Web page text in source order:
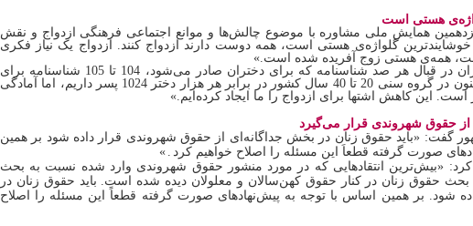
هستی است
همایش ملی مشاوره با موضوع چالش‌ها و موانع اجتماعی فرهنگی ازدواج و نقش
گلواژه‌ی هستی است، همه دوست دارند ازدواج کنند. ازدواج یک نیاز فکری
همه‌ی هستی زوج آفریده شده است.»
وی افزود: «اکنون در ایران در قبال هر صد شناسنامه که برای دختران صادر می‌شود، 104 تا 105 شناسنامه برای
پسران صادر می‌شود. اکنون در گروه سنی 20 تا 40 سال کشور در برابر هر هزار دختر 1024 پسر داریم، اما آمادگی
این کاهش اشتها برای ازدواج را ما ایجاد کرده‌ایم.»
از حقوق شهروندی قرار می‌گیرد
گفت: «باید حقوق زنان در بخش جداگانه‌ای از حقوق شهروندی قرار داده شود بر همین
صورت گرفته قطعاَ این مسئله را اصلاح خواهیم کرد .
»
کرد: «بیش‌ترین انتقادهایی که در مورد منشور حقوق شهروندی وارد شده نسبت به بحث
حقوق زنان در کنار حقوق کهن‌سالان و معلولان دیده شده است. باید حقوق زنان در
شود. بر همین اساس با توجه به پیش‌نهادهای صورت گرفته قطعاً این مسئله را اصلاح